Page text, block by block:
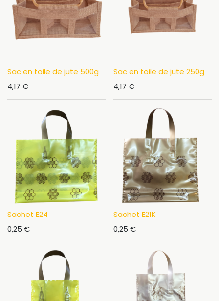
Sac en toile de jute 500g
4,17 €
Sac en toile de jute 250g
4,17 €
Sachet E24
0,25 €
Sachet E21K
0,25 €